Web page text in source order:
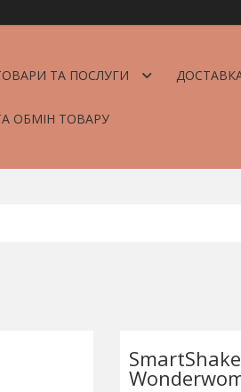
ТА ПОСЛУГИ
ОБМІН ТОВАРУ